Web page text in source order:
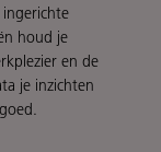
houd je
en de
je inzichten